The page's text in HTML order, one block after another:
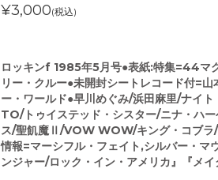
¥3,000(税込)
ロッキンf 1985年5月号●表紙:特集=44マ
リー・クルー●未開封シートレコード付=山
ー・ワールド●早川めぐみ/浜田麻里/ナイ
TO/トゥイステッド・シスター/ニナ・ハ
ス/聖飢魔Ⅱ/VOW WOW/キング・コブラ/
情報=マーシフル・フェイト,シルバー・マ
ンジャー/ロック・イン・アメリカ』『メイ